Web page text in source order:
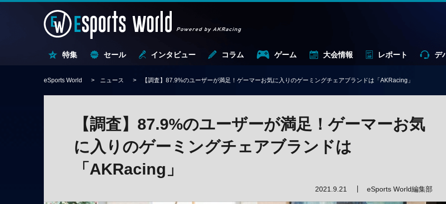
特集 セール インタビュー コラム ゲーム 大会情報 レポート デ
eSports World ニュース 【調査】87.9%のユーザーが満足！ゲーマーお気に入りのゲーミングチェアブランドは「AKRacing」
【調査】87.9%のユーザーが満足！ゲーマーお気
に入りのゲーミングチェアブランドは
「AKRacing」
2021.9.21 eSports World編集部